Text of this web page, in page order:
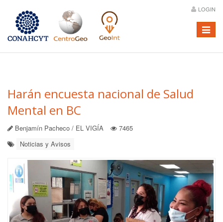
LOGIN
Menú
Harán encuesta nacional de Salud
Mental en BC
Benjamín Pacheco / EL VIGÍA
7465
Noticias y Avisos